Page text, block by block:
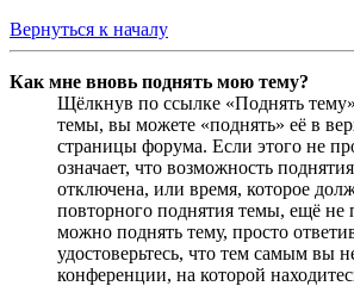
Вернуться к началу
Как мне вновь поднять мою тему?
Щёлкнув по ссылке «Поднять
темы, вы можете «поднять» её в
страницы форума. Если этого не
означает, что возможность
отключена, или время, которое
повторного поднятия темы, ещё
можно поднять тему, просто
удостоверьтесь, что тем самым вы
конференции, на которой